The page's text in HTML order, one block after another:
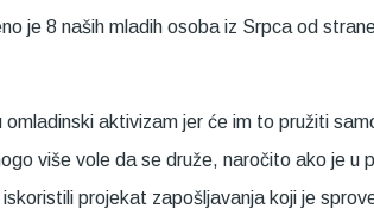
je 8 naših mladih osoba iz Srpca od
omladinski aktivizam jer će im to pružiti
više vole da se druže, naročito ako je
projekat zapošljavanja koji je